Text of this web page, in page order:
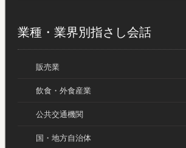
業種・業界別指さし会話
販売業
飲食・外食産業
公共交通機関
国・地方自治体